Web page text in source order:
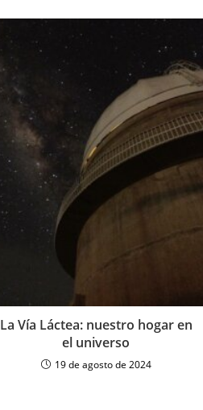
La Vía Láctea: nuestro hogar en
el universo
19 de agosto de 2024